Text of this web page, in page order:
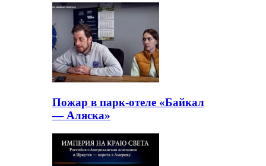
Пожар в парк-отеле «Байкал
— Аляска»